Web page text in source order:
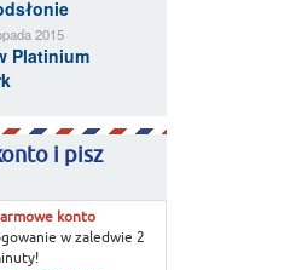
2015
Platinium
i pisz
konto
w zaledwie 2